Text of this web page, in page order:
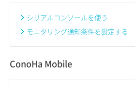
シリアルコンソールを使う
モニタリング通知条件を設定する
ConoHa Mobile